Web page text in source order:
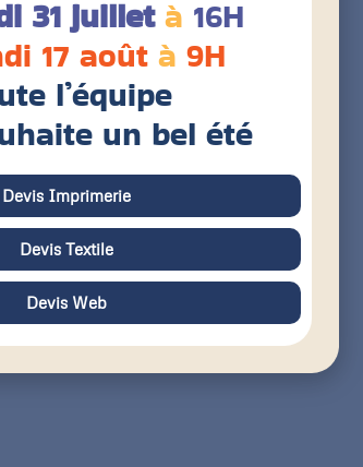
31 juilletà 16H
17 aoûtà 9H
l’équipe
un bel été
Devis Imprimerie
Devis Textile
Devis Web